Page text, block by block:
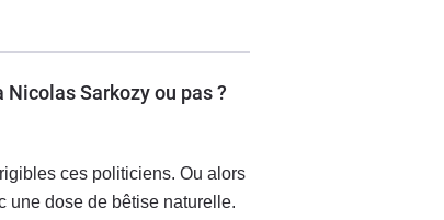
946.
Sarkozy ou pas ?
ces politiciens. Ou alors
une dose de bêtise naturelle.